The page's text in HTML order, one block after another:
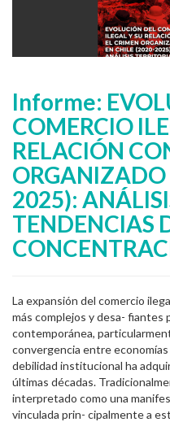
Informe:
COMERCIO
RELACIÓN
ORGANIZADO
2025):
TENDENCIAS
La expansión del comercio
más complejos y desa- fiantes
contemporánea,
convergencia entre
debilidad institucional ha
últimas décadas.
interpretado como una
vinculada prin- cipalmente a